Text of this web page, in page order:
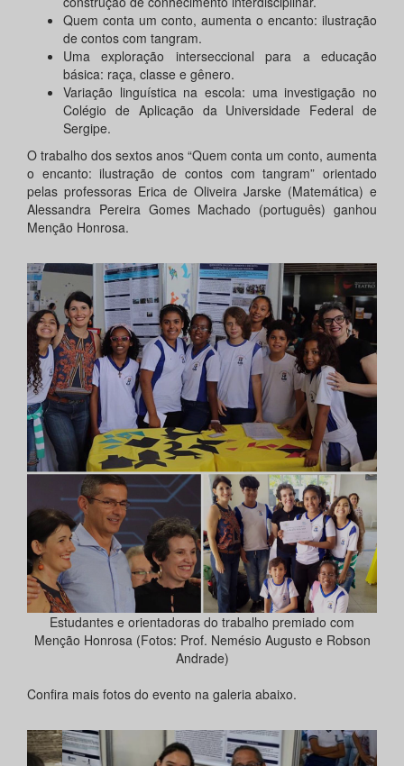
Quem conta um conto, aumenta o encanto: ilustração
de contos com tangram.
Uma exploração interseccional para a educação
básica: raça, classe e gênero.
Variação linguística na escola: uma investigação no
Colégio de Aplicação da Universidade Federal de
Sergipe.
O trabalho dos sextos anos “Quem conta um conto, aumenta
o encanto: ilustração de contos com tangram” orientado
pelas professoras Erica de Oliveira Jarske (Matemática) e
Alessandra Pereira Gomes Machado (português) ganhou
Menção Honrosa.
Estudantes e orientadoras do trabalho premiado com
Menção Honrosa (Fotos: Prof. Nemésio Augusto e Robson
Andrade)
Confira mais fotos do evento na galeria abaixo.
Anterior